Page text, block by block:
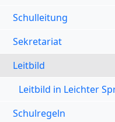
Schulleitung
Sekretariat
Leitbild
Leitbild in Leichter
Schulregeln